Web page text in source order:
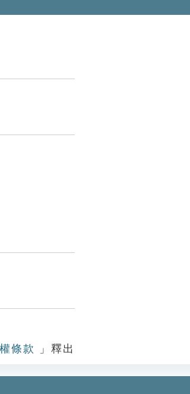
條款 」釋出